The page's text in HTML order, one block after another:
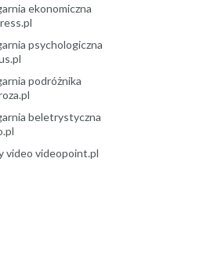
ekonomiczna
psychologiczna
podróżnika
beletrystyczna
video videopoint.pl